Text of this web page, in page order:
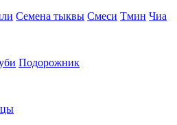
Семена тыквы Смеси Тмин Чиа
Подорожник